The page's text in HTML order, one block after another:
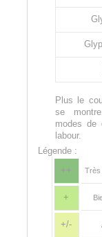
Plus le
se
modes de
labour.
Légende :
++
Très
+
+/-